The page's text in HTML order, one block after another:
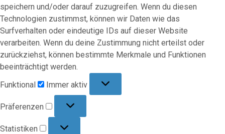
speichern und/oder darauf zuzugreifen. Wenn du diesen
Technologien zustimmst, können wir Daten wie das
Surfverhalten oder eindeutige IDs auf dieser Website
verarbeiten. Wenn du deine Zustimmung nicht erteilst oder
zurückziehst, können bestimmte Merkmale und Funktionen
beeinträchtigt werden.
Funktional
Immer aktiv
Präferenzen
Statistiken